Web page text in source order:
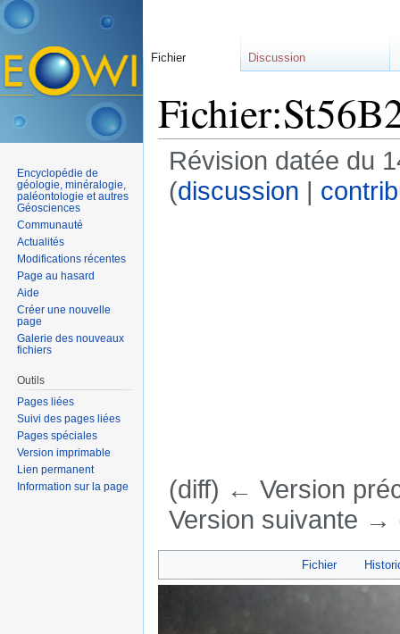
Révision datée du
(discussion |
(diff) ← Version
Version suivante →
Fichier
Fichier Discussion
Encyclopédie de
géologie, minéralogie,
paléontologie et autres
Géosciences
Communauté
Actualités
Modifications récentes
Page au hasard
Aide
Créer une nouvelle
page
Galerie des nouveaux
fichiers
Outils
Pages liées
Suivi des pages liées
Pages spéciales
Version imprimable
Lien permanent
Information sur la page